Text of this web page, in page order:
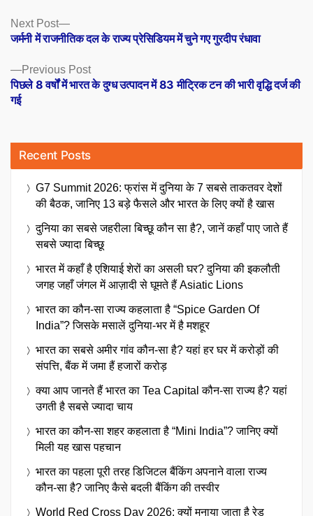
Posts
navigation
Previous PostPrevious
post:
पिछले 8 वर्षों में भारत के दुग्ध उत्पादन में 83 मीट्रिक टन की भारी वृद्धि दर्ज की
गई
Next Post
Next
post:
जर्मनी में राजनीतिक दल के राज्य प्रेसिडियम में चुने गए गुरदीप रंधावा
Recent Posts
G7 Summit 2026: फ्रांस में दुनिया के 7 सबसे ताकतवर देशों
की बैठक, जानिए 13 बड़े फैसले और भारत के लिए क्यों है खास
दुनिया का सबसे जहरीला बिच्छू कौन सा है?, जानें कहाँ पाए जाते हैं
सबसे ज्यादा बिच्छू
भारत में कहाँ है एशियाई शेरों का असली घर? दुनिया की इकलौती
जगह जहाँ जंगल में आज़ादी से घूमते हैं Asiatic Lions
भारत का कौन-सा राज्य कहलाता है “Spice Garden Of
India”? जिसके मसालें दुनिया-भर में है मशहूर
भारत का सबसे अमीर गांव कौन-सा है? यहां हर घर में करोड़ों की
संपत्ति, बैंक में जमा हैं हजारों करोड़
क्या आप जानते हैं भारत का Tea Capital कौन-सा राज्य है? यहां
उगती है सबसे ज्यादा चाय
भारत का कौन-सा शहर कहलाता है “Mini India”? जानिए क्यों
मिली यह खास पहचान
भारत का पहला पूरी तरह डिजिटल बैंकिंग अपनाने वाला राज्य
कौन-सा है? जानिए कैसे बदली बैंकिंग की तस्वीर
World Red Cross Day 2026: क्यों मनाया जाता है रेड